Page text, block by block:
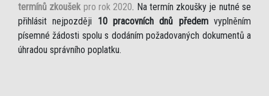
termínů zkoušek pro rok 2020. Na termín zkoušky je nutné se
přihlásit nejpozději 10 pracovních dnů předemvyplněním
písemné žádosti spolu s dodáním požadovaných dokumentů a
úhradou správního poplatku.